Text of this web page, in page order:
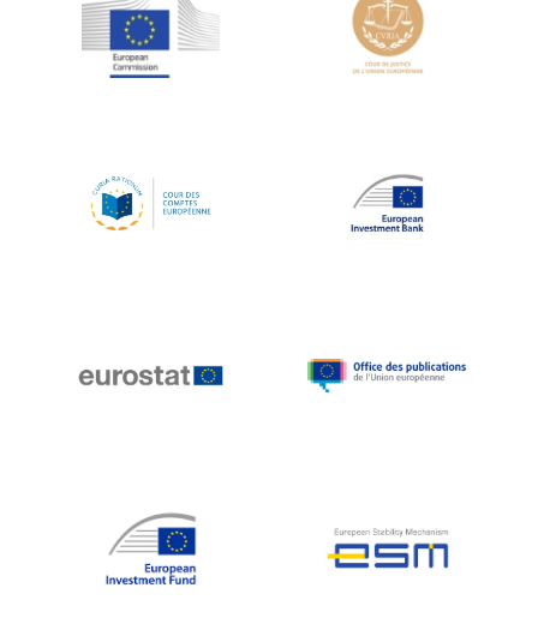
Jean-Louis Schiltz
Jean-Victor Louis
Johnny Åkerholm
Katharien L.C. Hunt
Klaus-Heiner Lehne
Koen LENAERTS
Lars Heikensten